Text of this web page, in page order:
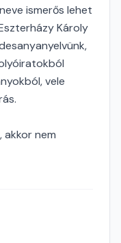
ismerős lehet
Károly
vele
akkor nem